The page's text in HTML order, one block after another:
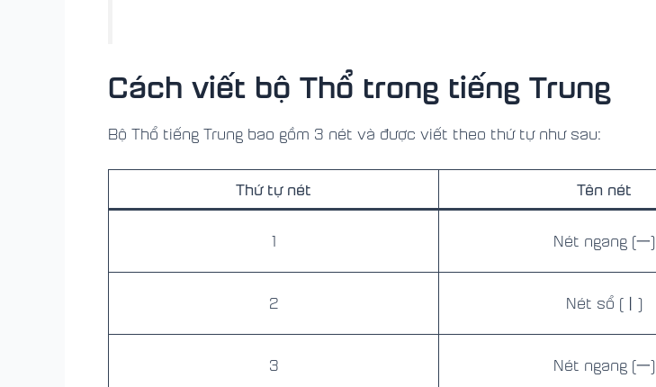
Cách viết bộ Thổ trong tiếng Trung
Bộ Thổ tiếng Trung bao gồm 3 nét và được viết theo thứ tự như sau:
Thứ tự nét Tên nét
1 Nét ngang (一)
2 Nét sổ (丨)
3 Nét ngang (一)